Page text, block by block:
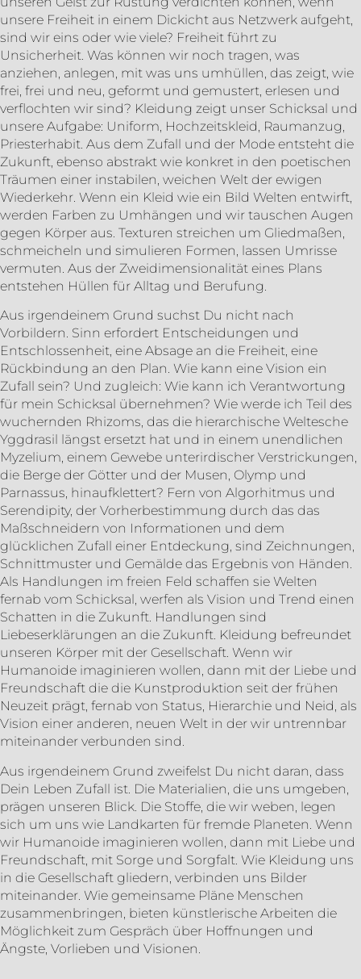
unsere Freiheit in einem Dickicht aus Netzwerk aufgeht,
sind wir eins oder wie viele? Freiheit führt zu
Unsicherheit. Was können wir noch tragen, was
anziehen, anlegen, mit was uns umhüllen, das zeigt, wie
frei, frei und neu, geformt und gemustert, erlesen und
verflochten wir sind? Kleidung zeigt unser Schicksal und
unsere Aufgabe: Uniform, Hochzeitskleid, Raumanzug,
Priesterhabit. Aus dem Zufall und der Mode entsteht die
Zukunft, ebenso abstrakt wie konkret in den poetischen
Träumen einer instabilen, weichen Welt der ewigen
Wiederkehr. Wenn ein Kleid wie ein Bild Welten entwirft,
werden Farben zu Umhängen und wir tauschen Augen
gegen Körper aus. Texturen streichen um Gliedmaßen,
schmeicheln und simulieren Formen, lassen Umrisse
vermuten. Aus der Zweidimensionalität eines Plans
entstehen Hüllen für Alltag und Berufung.
Aus irgendeinem Grund suchst Du nicht nach
Vorbildern. Sinn erfordert Entscheidungen und
Entschlossenheit, eine Absage an die Freiheit, eine
Rückbindung an den Plan. Wie kann eine Vision ein
Zufall sein? Und zugleich: Wie kann ich Verantwortung
für mein Schicksal übernehmen? Wie werde ich Teil des
wuchernden Rhizoms, das die hierarchische Weltesche
Yggdrasil längst ersetzt hat und in einem unendlichen
Myzelium, einem Gewebe unterirdischer Verstrickungen,
die Berge der Götter und der Musen, Olymp und
Parnassus, hinaufklettert? Fern von Algorhitmus und
Serendipity, der Vorherbestimmung durch das das
Maßschneidern von Informationen und dem
glücklichen Zufall einer Entdeckung, sind Zeichnungen,
Schnittmuster und Gemälde das Ergebnis von Händen.
Als Handlungen im freien Feld schaffen sie Welten
fernab vom Schicksal, werfen als Vision und Trend einen
Schatten in die Zukunft. Handlungen sind
Liebeserklärungen an die Zukunft. Kleidung befreundet
unseren Körper mit der Gesellschaft. Wenn wir
Humanoide imaginieren wollen, dann mit der Liebe und
Freundschaft die die Kunstproduktion seit der frühen
Neuzeit prägt, fernab von Status, Hierarchie und Neid, als
Vision einer anderen, neuen Welt in der wir untrennbar
miteinander verbunden sind.
Aus irgendeinem Grund zweifelst Du nicht daran, dass
Dein Leben Zufall ist. Die Materialien, die uns umgeben,
prägen unseren Blick. Die Stoffe, die wir weben, legen
sich um uns wie Landkarten für fremde Planeten. Wenn
wir Humanoide imaginieren wollen, dann mit Liebe und
Freundschaft, mit Sorge und Sorgfalt. Wie Kleidung uns
in die Gesellschaft gliedern, verbinden uns Bilder
miteinander. Wie gemeinsame Pläne Menschen
zusammenbringen, bieten künstlerische Arbeiten die
Möglichkeit zum Gespräch über Hoffnungen und
Ängste, Vorlieben und Visionen.